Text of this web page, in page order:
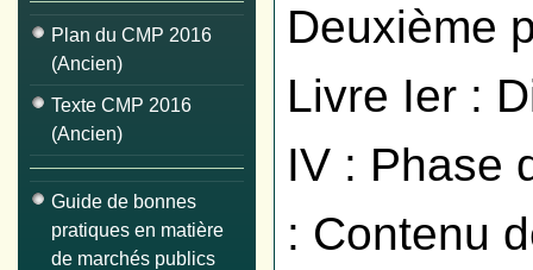
Plan du CMP 2016
(Ancien)
Texte CMP 2016
(Ancien)
Guide de bonnes
pratiques en matière
de marchés publics
Deuxième
Livre Ier :
IV : Phase
: Contenu